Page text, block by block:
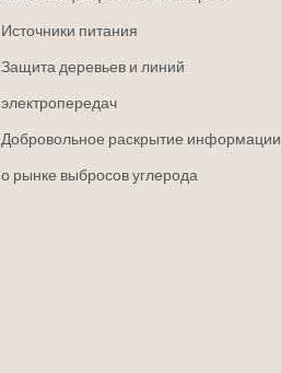
Источники питания
Защита деревьев и линий
электропередач
Добровольное раскрытие информации
о рынке выбросов углерода